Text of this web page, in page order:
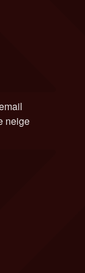
neige